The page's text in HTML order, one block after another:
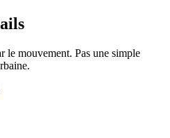
le mouvement. Pas une simple